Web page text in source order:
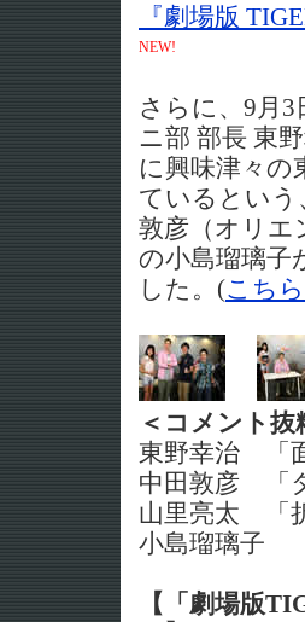
『劇場版
NEW!
さらに、9月
ニ部 部長 東
に興味津々の
ているという
敦彦（オリエ
の小島瑠璃子
した。(こち
＜コメント抜
東野幸治 「
中田敦彦 「
山里亮太 「
小島瑠璃子
【「劇場版